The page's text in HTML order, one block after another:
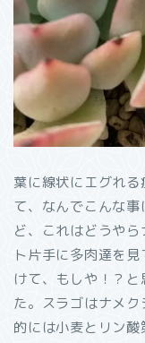
葉に線状にエグれ
て、なんでこんな
ど、これはどうや
ト片手に多肉達を
けて、もしや！？
た。スラゴはナメ
的には小麦とリン酸